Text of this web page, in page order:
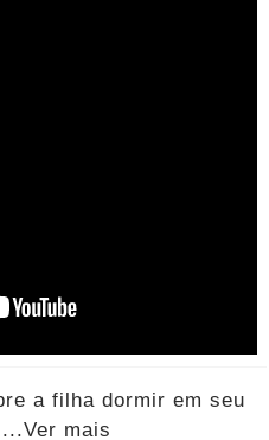
a filha dormir em seu
mais